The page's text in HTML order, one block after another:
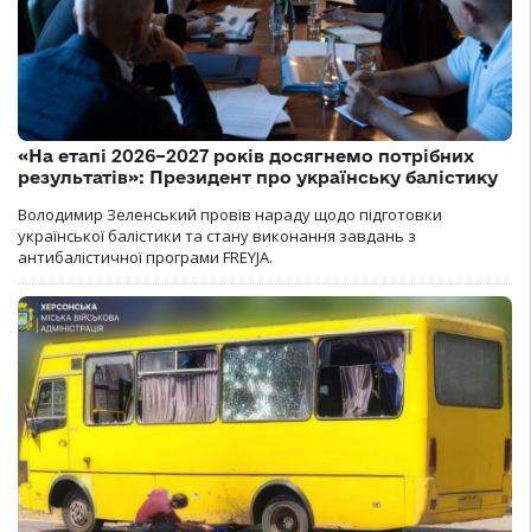
«На етапі 2026–2027 років досягнемо потрібних
результатів»: Президент про українську балістику
Володимир Зеленський провів нараду щодо підготовки
української балістики та стану виконання завдань з
антибалістичної програми FREYJA.